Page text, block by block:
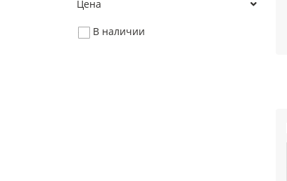
Цена
В наличии